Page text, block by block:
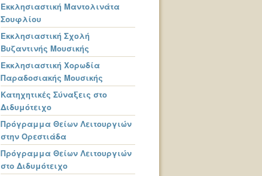
Εκκλησιαστική Μαντολινάτα
Σουφλίου
Εκκλησιαστική Σχολή
Βυζαντινής Μουσικής
Εκκλησιαστική Χορωδία
Παραδοσιακής Μουσικής
Κατηχητικές Σύναξεις στο
Διδυμότειχο
Πρόγραμμα Θείων Λειτουργιών
στην Ορεστιάδα
Πρόγραμμα Θείων Λειτουργιών
στο Διδυμότειχο